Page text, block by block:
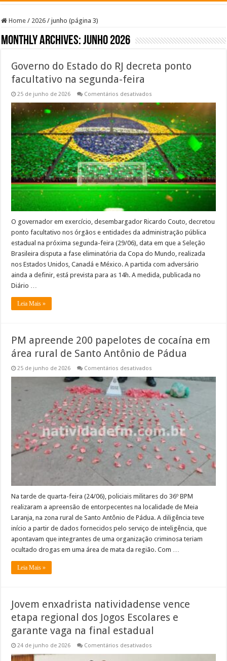
Home / 2026 / junho (página 3)
Monthly Archives:junho 2026
Governo do Estado do RJ decreta ponto
facultativo na segunda-feira
25 de junho de 2026 Comentários desativados
do
Estado
do
RJ
decreta
ponto
facultativo
na
segunda-
feira
O governador em exercício, desembargador Ricardo Couto, decretou
ponto facultativo nos órgãos e entidades da administração pública
estadual na próxima segunda-feira (29/06), data em que a Seleção
Brasileira disputa a fase eliminatória da Copa do Mundo, realizada
nos Estados Unidos, Canadá e México. A partida com adversário
ainda a definir, está prevista para as 14h. A medida, publicada no
Diário …
Leia Mais »
PM apreende 200 papelotes de cocaína em
área rural de Santo Antônio de Pádua
25 de junho de 2026 Comentários desativados
apreende
200
papelotes
de
cocaína
em
área
rural
de
Santo
Antônio
de
Pádua
Na tarde de quarta-feira (24/06), policiais militares do 36º BPM
realizaram a apreensão de entorpecentes na localidade de Meia
Laranja, na zona rural de Santo Antônio de Pádua. A diligência teve
início a partir de dados fornecidos pelo serviço de inteligência, que
apontavam que integrantes de uma organização criminosa teriam
ocultado drogas em uma área de mata da região. Com …
Leia Mais »
Jovem enxadrista natividadense vence
etapa regional dos Jogos Escolares e
garante vaga na final estadual
24 de junho de 2026 Comentários desativados